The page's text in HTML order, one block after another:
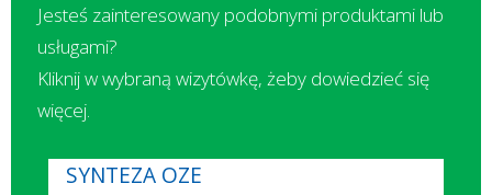
Jesteś zainteresowany podobnymi produktami lub
usługami?
Kliknij w wybraną wizytówkę, żeby dowiedzieć się
więcej.
SYNTEZA OZE